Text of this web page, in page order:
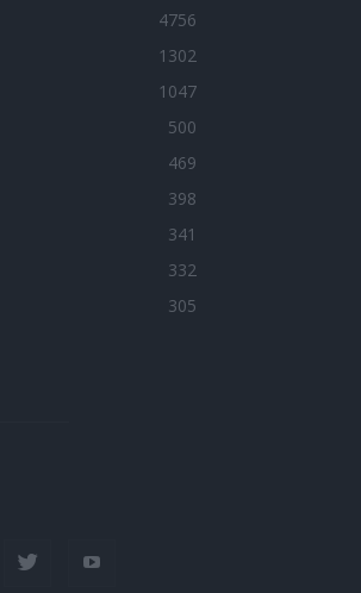
4756
1302
1047
500
469
398
341
332
305